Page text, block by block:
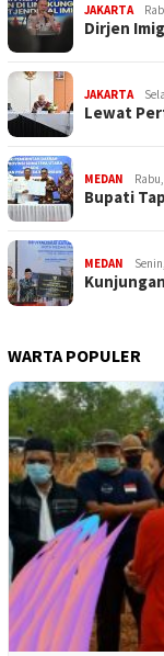
JAKARTA
Dirjen
JAKARTA
Lewat
MEDAN
Bupati
MEDAN
WARTA POPULER